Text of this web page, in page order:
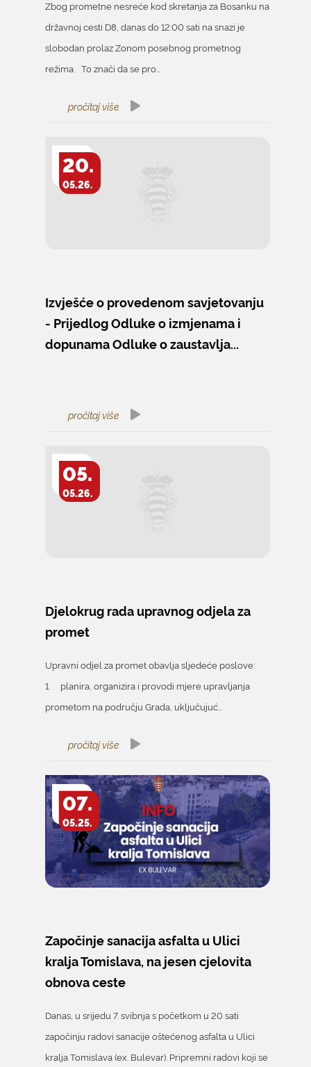
Zbog prometne nesreće kod skretanja za Bosanku na
državnoj cesti D8, danas do 12:00 sati na snazi je
slobodan prolaz Zonom posebnog prometnog
režima. To znači da se pro...
pročitaj više
20.
05.26.
Izvješće o provedenom savjetovanju
- Prijedlog Odluke o izmjenama i
dopunama Odluke o zaustavlja...
pročitaj više
05.
05.26.
Djelokrug rada upravnog odjela za
promet
Upravni odjel za promet obavlja sljedeće poslove:
1. planira, organizira i provodi mjere upravljanja
prometom na području Grada, uključujuć...
pročitaj više
07.
05.25.
Započinje sanacija asfalta u Ulici
kralja Tomislava, na jesen cjelovita
obnova ceste
Danas, u srijedu 7. svibnja s početkom u 20 sati
započinju radovi sanacije oštećenog asfalta u Ulici
kralja Tomislava (ex. Bulevar). Pripremni radovi koji se